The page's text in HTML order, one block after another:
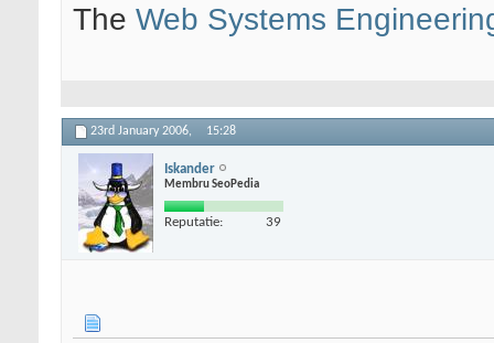
The Web Systems
23rd January 2006, 15:28
Iskander
Membru SeoPedia
Reputatie: 39